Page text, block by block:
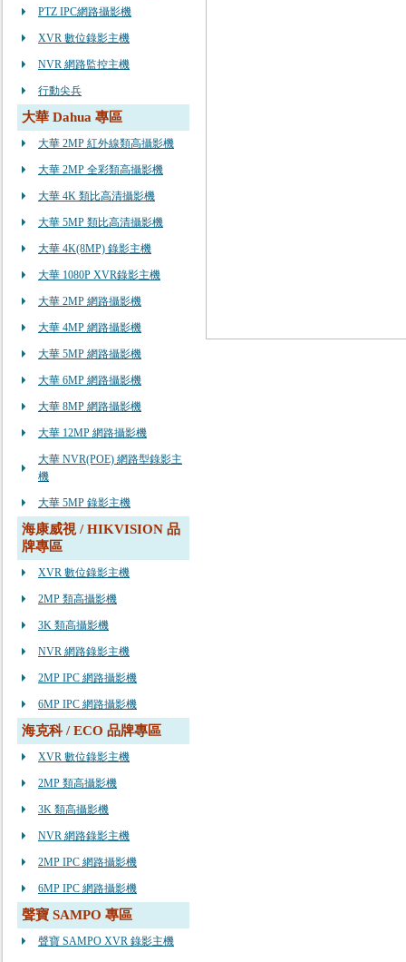
PTZ IPC網路攝影機
XVR 數位錄影主機
NVR 網路監控主機
行動尖兵
大華 Dahua 專區
大華 2MP 紅外線類高攝影機
大華 2MP 全彩類高攝影機
大華 4K 類比高清攝影機
大華 5MP 類比高清攝影機
大華 4K(8MP) 錄影主機
大華 1080P XVR錄影主機
大華 2MP 網路攝影機
大華 4MP 網路攝影機
大華 5MP 網路攝影機
大華 6MP 網路攝影機
大華 8MP 網路攝影機
大華 12MP 網路攝影機
大華 NVR(POE) 網路型錄影主
機
大華 5MP 錄影主機
海康威視 / HIKVISION 品
牌專區
XVR 數位錄影主機
2MP 類高攝影機
3K 類高攝影機
NVR 網路錄影主機
2MP IPC 網路攝影機
6MP IPC 網路攝影機
海克科 / ECO 品牌專區
XVR 數位錄影主機
2MP 類高攝影機
3K 類高攝影機
NVR 網路錄影主機
2MP IPC 網路攝影機
6MP IPC 網路攝影機
聲寶 SAMPO 專區
聲寶 SAMPO XVR 錄影主機